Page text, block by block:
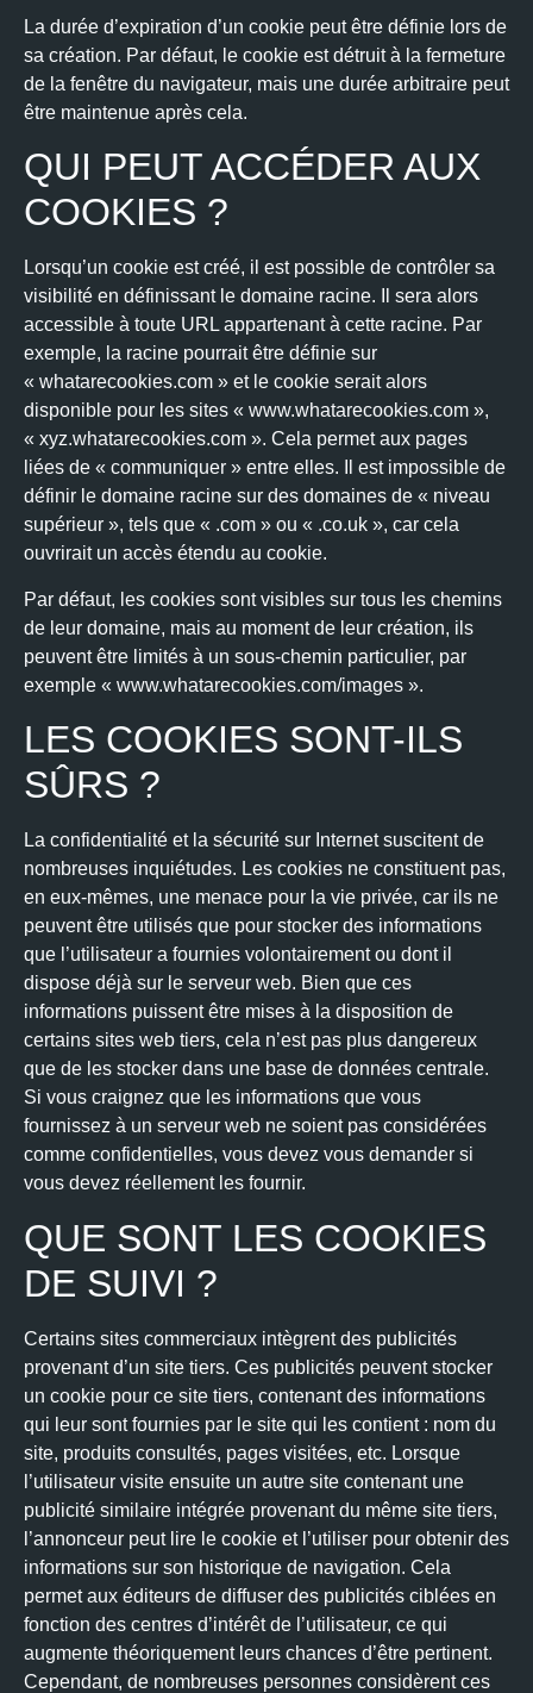
La durée d’expiration d’un cookie peut être définie lors de
sa création. Par défaut, le cookie est détruit à la fermeture
de la fenêtre du navigateur, mais une durée arbitraire peut
être maintenue après cela.
QUI PEUT ACCÉDER AUX
COOKIES ?
Lorsqu’un cookie est créé, il est possible de contrôler sa
visibilité en définissant le domaine racine. Il sera alors
accessible à toute URL appartenant à cette racine. Par
exemple, la racine pourrait être définie sur
« whatarecookies.com » et le cookie serait alors
disponible pour les sites « www.whatarecookies.com »,
« xyz.whatarecookies.com ». Cela permet aux pages
liées de « communiquer » entre elles. Il est impossible de
définir le domaine racine sur des domaines de « niveau
supérieur », tels que « .com » ou « .co.uk », car cela
ouvrirait un accès étendu au cookie.
Par défaut, les cookies sont visibles sur tous les chemins
de leur domaine, mais au moment de leur création, ils
peuvent être limités à un sous-chemin particulier, par
exemple « www.whatarecookies.com/images ».
LES COOKIES SONT-ILS
SÛRS ?
La confidentialité et la sécurité sur Internet suscitent de
nombreuses inquiétudes. Les cookies ne constituent pas,
en eux-mêmes, une menace pour la vie privée, car ils ne
peuvent être utilisés que pour stocker des informations
que l’utilisateur a fournies volontairement ou dont il
dispose déjà sur le serveur web. Bien que ces
informations puissent être mises à la disposition de
certains sites web tiers, cela n’est pas plus dangereux
que de les stocker dans une base de données centrale.
Si vous craignez que les informations que vous
fournissez à un serveur web ne soient pas considérées
comme confidentielles, vous devez vous demander si
vous devez réellement les fournir.
QUE SONT LES COOKIES
DE SUIVI ?
Certains sites commerciaux intègrent des publicités
provenant d’un site tiers. Ces publicités peuvent stocker
un cookie pour ce site tiers, contenant des informations
qui leur sont fournies par le site qui les contient : nom du
site, produits consultés, pages visitées, etc. Lorsque
l’utilisateur visite ensuite un autre site contenant une
publicité similaire intégrée provenant du même site tiers,
l’annonceur peut lire le cookie et l’utiliser pour obtenir des
informations sur son historique de navigation. Cela
permet aux éditeurs de diffuser des publicités ciblées en
fonction des centres d’intérêt de l’utilisateur, ce qui
augmente théoriquement leurs chances d’être pertinent.
Cependant, de nombreuses personnes considèrent ces